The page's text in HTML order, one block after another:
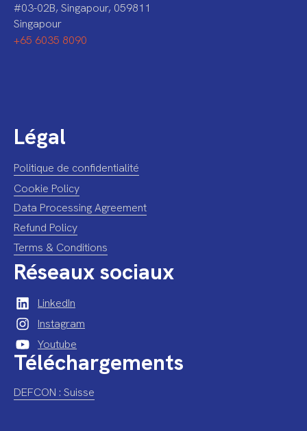
#03-02B, Singapour, 059811
Singapour
+65 6035 8090
Légal
Politique de confidentialité
Cookie Policy
Data Processing Agreement
Refund Policy
Terms & Conditions
Réseaux sociaux
LinkedIn
Instagram
Youtube
Téléchargements
DEFCON : Suisse